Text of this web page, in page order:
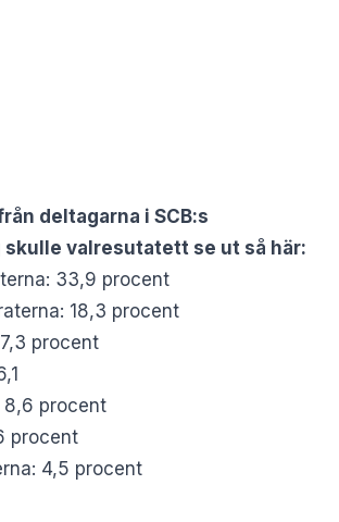
deltagarna i SCB:s
valresutatett se ut så här:
33,9 procent
18,3 procent
procent
8,6 procent
procent
4,5 procent